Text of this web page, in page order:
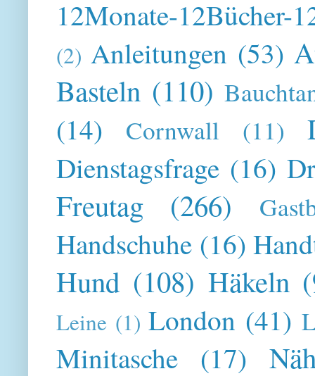
12Monate-12Bücher-
(2) Anleitungen (53)
Basteln (110)
(14) Cornwall (11)
Dienstagsfrage (16)
Freutag (266)
Handschuhe (16)
Hund (108) Häkeln
Leine (1) London (41)
Minitasche (17)